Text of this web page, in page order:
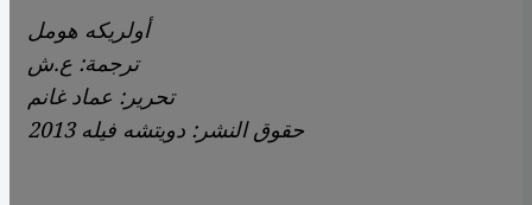
أولريكه هومل
ترجمة: ع.ش
تحرير: عماد غانم
حقوق النشر: دويتشه فيله 2013